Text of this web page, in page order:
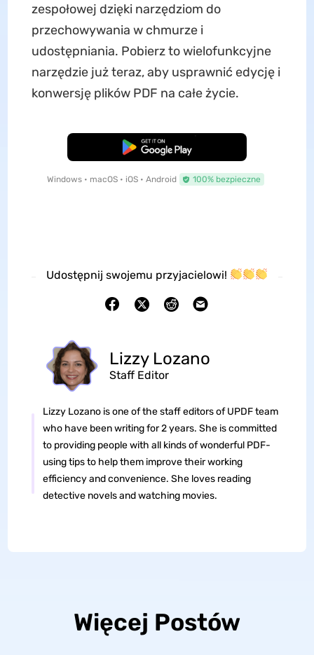
zespołowej dzięki narzędziom do
przechowywania w chmurze i
udostępniania. Pobierz to wielofunkcyjne
narzędzie już teraz, aby usprawnić edycję i
konwersję plików PDF na całe życie.
Pobierz za darmo
Windows • macOS • iOS • Android 100% bezpieczne
Udostępnij swojemu przyjacielowi!
Lizzy Lozano
Staff Editor
Lizzy Lozano is one of the staff editors of UPDF team
who have been writing for 2 years. She is committed
to providing people with all kinds of wonderful PDF-
using tips to help them improve their working
efficiency and convenience. She loves reading
detective novels and watching movies.
Więcej Postów